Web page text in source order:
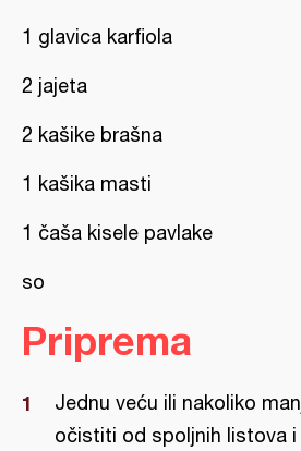
1 glavica karfiola
2 jajeta
2 kašike brašna
1 kašika masti
1 čaša kisele pavlake
so
Priprema
Jednu veću ili nakoliko
očistiti od spoljnih listova i